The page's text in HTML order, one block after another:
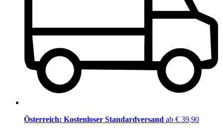
Österreich: Kostenloser Standardversand ab € 39,90